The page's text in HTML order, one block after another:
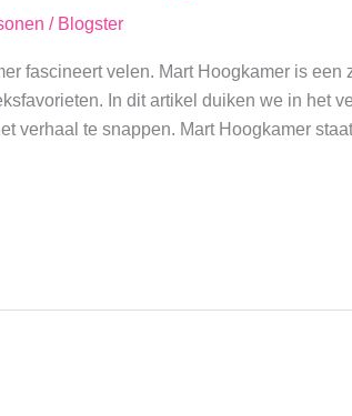
/ Blogster
fascineert velen. Mart Hoogkamer is
In dit artikel duiken we in het
verhaal te snappen. Mart Hoogkamer